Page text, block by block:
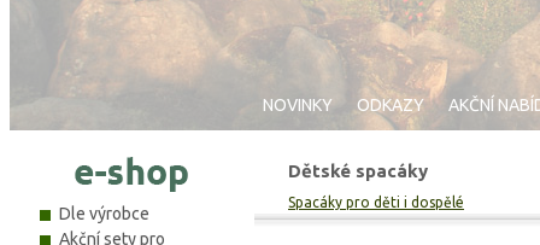
NOVINKY ODKAZY AKČNÍ
Dle výrobce
Akční sety pro
Dětské spacáky
Spacáky pro děti i dospělé